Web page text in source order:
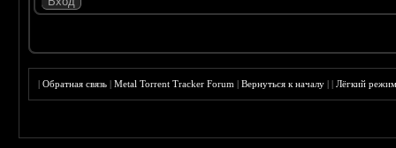
|Обратная связь |Metal Torrent Tracker Forum |Вернуться к началу ||Лёгкий